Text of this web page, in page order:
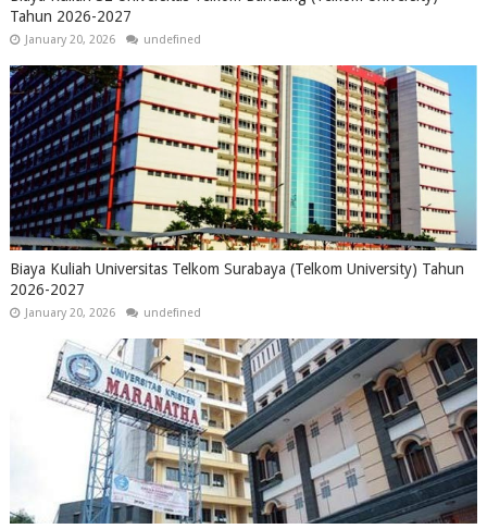
Tahun 2026-2027
January 20, 2026 undefined
Biaya Kuliah Universitas Telkom Surabaya (Telkom University) Tahun
2026-2027
January 20, 2026 undefined